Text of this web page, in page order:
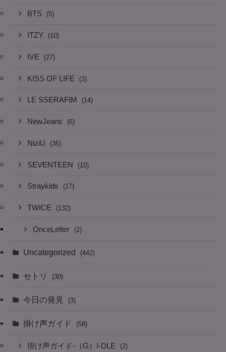
BTS (5)
ITZY (10)
IVE (27)
KISS OF LIFE (3)
LE SSERAFIM (14)
NewJeans (6)
NiziU (35)
SEVENTEEN (10)
Straykids (17)
TWICE (132)
OnceLetter (2)
Uncategorized (442)
セトリ (30)
今日の発見 (3)
掛け声ガイド (58)
掛け声ガイド-（G）I-DLE (2)